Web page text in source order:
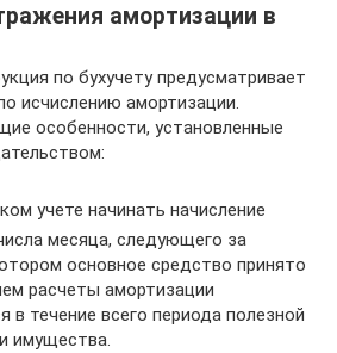
амортизации в
по бухучету предусматривает
исчислению амортизации.
особенности, установленные
учете начинать начисление
месяца, следующего за
основное средство принято
расчеты амортизации
в течение всего периода полезной
имущества.